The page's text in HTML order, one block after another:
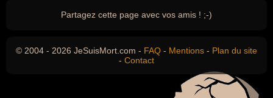
Partagez cette page avec vos amis ! ;-)
© 2004 - 2026 JeSuisMort.com - FAQ - Mentions - Plan du site
- Contact